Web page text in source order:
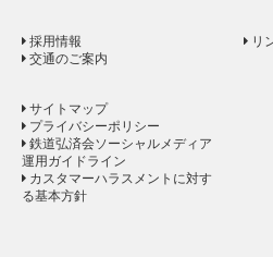
採用情報
交通のご案内
リ
サイトマップ
プライバシーポリシー
鉄道弘済会ソーシャルメディア
運用ガイドライン
カスタマーハラスメントに対す
る基本方針